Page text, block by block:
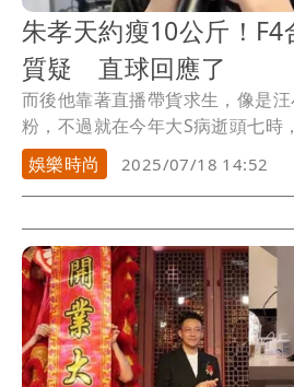
朱孝天約瘦10公斤！F4
質疑 直球回應了
而後他靠著直播帶貨求生，像是
粉，不過就在今年大S病逝頭七時
不想...
娛樂時尚 2025/07/18 14:52